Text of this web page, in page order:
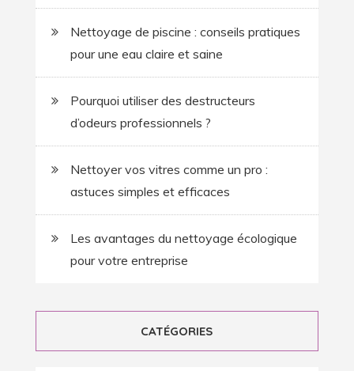
Nettoyage de piscine : conseils pratiques
pour une eau claire et saine
Pourquoi utiliser des destructeurs
d’odeurs professionnels ?
Nettoyer vos vitres comme un pro :
astuces simples et efficaces
Les avantages du nettoyage écologique
pour votre entreprise
CATÉGORIES